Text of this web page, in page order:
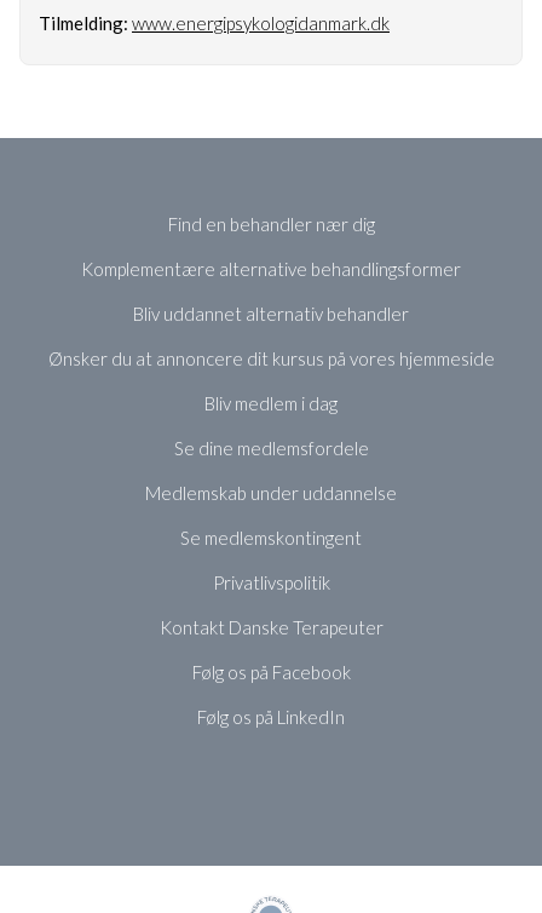
Tilmelding: www.energipsykologidanmark.dk
Find en behandler nær dig
Komplementære alternative behandlingsformer
Bliv uddannet alternativ behandler
Ønsker du at annoncere dit kursus på vores hjemmeside
Bliv medlem i dag
Se dine medlemsfordele
Medlemskab under uddannelse
Se medlemskontingent
Privatlivspolitik
Kontakt Danske Terapeuter
Følg os på Facebook
Følg os på LinkedIn